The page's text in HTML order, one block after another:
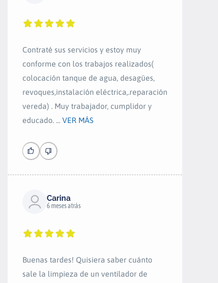
Contraté sus servicios y estoy muy
conforme con los trabajos realizados(
colocación tanque de agua, desagües,
revoques,instalación eléctrica,.reparación
vereda) . Muy trabajador, cumplidor y
educado. ... VER MÁS
Carina
6 meses atrás
Buenas tardes! Quisiera saber cuánto
sale la limpieza de un ventilador de